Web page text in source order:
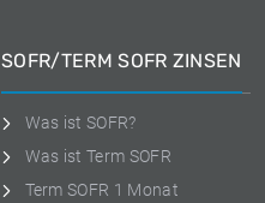
SOFR/TERM SOFR ZINSEN
Was ist SOFR?
Was ist Term SOFR
Term SOFR 1 Monat